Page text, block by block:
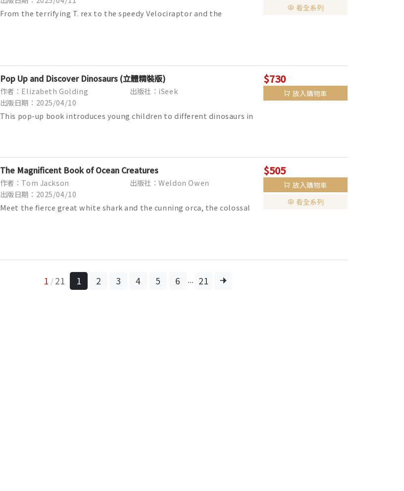
From the terrifying T. rex to the speedy Velociraptor and the
看全系列
Pop Up and Discover Dinosaurs (立體精裝版)
作者：Elizabeth Golding
出版社：iSeek
出版日期：2025/04/10
This pop-up book introduces young children to different dinosaurs in
$730
放入購物車
The Magnificent Book of Ocean Creatures
作者：Tom Jackson
出版社：Weldon Owen
出版日期：2025/04/10
Meet the fierce great white shark and the cunning orca, the colossal
$505
放入購物車
看全系列
1 / 21 1 2 3 4 5 6 ... 21